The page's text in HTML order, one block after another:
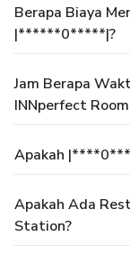
Berapa Biaya
|******0*****|?
Jam Berapa
INNperfect
Apakah
Apakah Ada
Station?